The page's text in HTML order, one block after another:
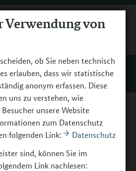
Verwendung von
ob Sie neben technisch
erlauben, dass wir statistische
anonym erfassen. Diese
uns zu verstehen, wie
unsere Website
zum Datenschutz
folgenden Link:
Datenschutz
sind, können Sie im
Link nachlesen:
MENÜ
BO-Tage